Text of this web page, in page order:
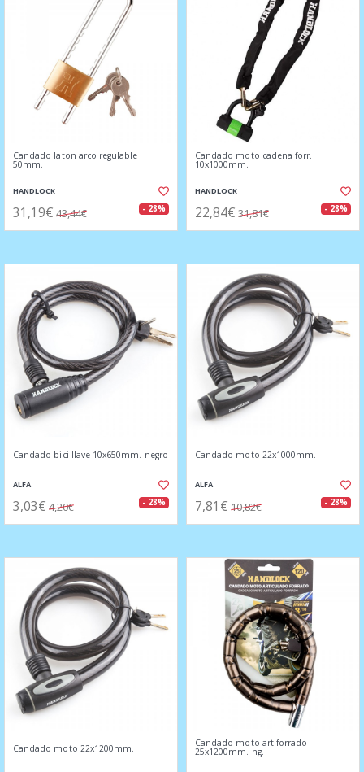
Candado laton arco regulable
50mm.
HANDLOCK
31,19€ 43,44€ - 28%
Candado moto cadena forr.
10x1000mm.
HANDLOCK
22,84€ 31,81€ - 28%
Candado bici llave 10x650mm. negro
ALFA
3,03€ 4,20€ - 28%
Candado moto 22x1000mm.
ALFA
7,81€ 10,82€ - 28%
Candado moto 22x1200mm. Candado moto art.forrado
25x1200mm. ng.